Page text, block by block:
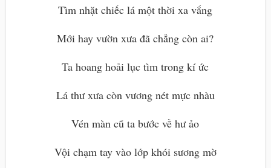
Tìm nhặt chiếc lá một thời xa vắng
Mới hay vườn xưa đã chẳng còn ai?
Ta hoang hoải lục tìm trong kí ức
Lá thư xưa còn vương nét mực nhàu
Vén màn cũ ta bước về hư ảo
Vội chạm tay vào lớp khói sương mờ